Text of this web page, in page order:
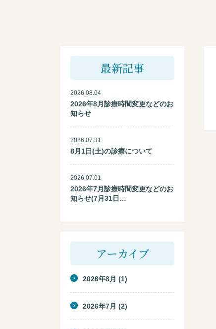
最新記事
2026.08.04
2026年8月診療時間変更などのお
知らせ
2026.07.31
8月1日(土)の診療について
2026.07.01
2026年7月診療時間変更などのお
知らせ(7月31日…
アーカイブ
2026年8月 (1)
2026年7月 (2)